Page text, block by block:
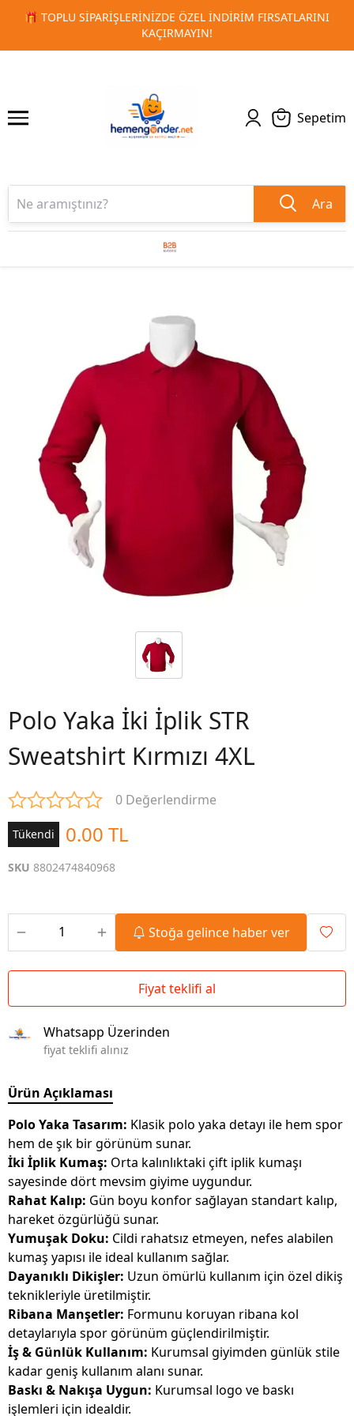
🚀 KURUMSAL PROMOSYON VE MATBAA
1 2
Sepetim
Ara
Polo Yaka İki İplik STR
Sweatshirt Kırmızı 4XL
0 Değerlendirme
Tükendi 0.00 TL
SKU 8802474840968
Stoğa gelince haber ver
Fiyat teklifi al
Whatsapp Üzerinden
fiyat teklifi alınız
Ürün Açıklaması
Polo Yaka Tasarım: Klasik polo yaka detayı ile hem spor
hem de şık bir görünüm sunar.
İki İplik Kumaş: Orta kalınlıktaki çift iplik kumaşı
sayesinde dört mevsim giyime uygundur.
Rahat Kalıp: Gün boyu konfor sağlayan standart kalıp,
hareket özgürlüğü sunar.
Yumuşak Doku: Cildi rahatsız etmeyen, nefes alabilen
kumaş yapısı ile ideal kullanım sağlar.
Dayanıklı Dikişler: Uzun ömürlü kullanım için özel dikiş
teknikleriyle üretilmiştir.
Ribana Manşetler: Formunu koruyan ribana kol
detaylarıyla spor görünüm güçlendirilmiştir.
İş & Günlük Kullanım: Kurumsal giyimden günlük stile
kadar geniş kullanım alanı sunar.
Baskı & Nakışa Uygun: Kurumsal logo ve baskı
işlemleri için idealdir.